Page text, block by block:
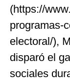
(https://
programas-
electoral/),
disparó el
sociales